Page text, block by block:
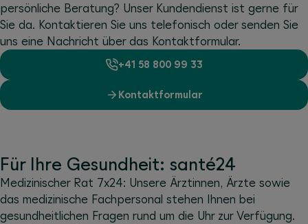
persönliche Beratung? Unser Kundendienst ist gerne für
Sie da. Kontaktieren Sie uns telefonisch oder senden Sie
uns eine Nachricht über das Kontaktformular.
+41 58 800 99 33
Kontaktformular
Für Ihre Gesundheit: santé24
Medizinischer Rat 7x24: Unsere Ärztinnen, Ärzte sowie
das medizinische Fachpersonal stehen Ihnen bei
gesundheitlichen Fragen rund um die Uhr zur Verfügung.